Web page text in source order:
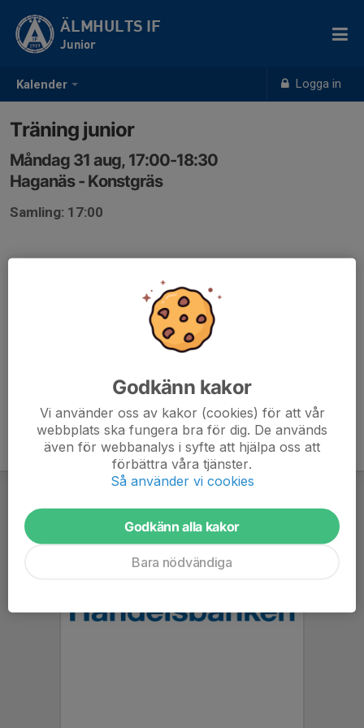
Kalender Logga in
ÄLMHULTS IF
Junior
Träning junior
Måndag 31 aug, 17:00-18:30
Haganäs - Konstgräs
Samling: 17:00
Godkänn kakor
Vi använder oss av kakor (cookies) för att vår
webbplats ska fungera bra för dig. De används
även för webbanalys i syfte att hjälpa oss att
förbättra våra tjänster.
Så använder vi cookies
Godkänn alla kakor
Bara nödvändiga